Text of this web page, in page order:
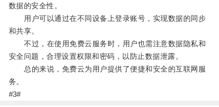
数据的安全性。
用户可以通过在不同设备上登录账号，实现数据的同步
和共享。
不过，在使用免费云服务时，用户也需注意数据隐私和
安全问题，合理设置权限和密码，以防止数据泄露。
总的来说，免费云为用户提供了便捷和安全的互联网服
务。
#3#